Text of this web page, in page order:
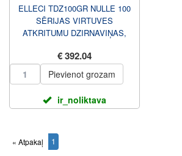
ELLECI TDZ100GR NULLE 100
SĒRIJAS VIRTUVES
ATKRITUMU DZIRNAVIŅAS,
€ 392.04
Pievienot grozam
ir_noliktava
« Atpakaļ 1